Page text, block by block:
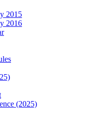
2015
2016
(2025)